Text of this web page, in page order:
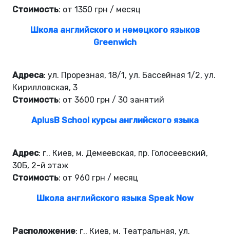
Стоимость: от 1350 грн / месяц
Школа английского и немецкого языков
Greenwich
Адреса: ул. Прорезная, 18/1, ул. Бассейная 1/2, ул.
Кирилловская, 3
Стоимость: от 3600 грн / 30 занятий
AplusB School курсы английского языка
Адрес: г.. Киев, м. Демеевская, пр. Голосеевский,
30Б, 2-й этаж
Стоимость: от 960 грн / месяц
Школа английского языка Speak Now
Расположение: г.. Киев, м. Театральная, ул.